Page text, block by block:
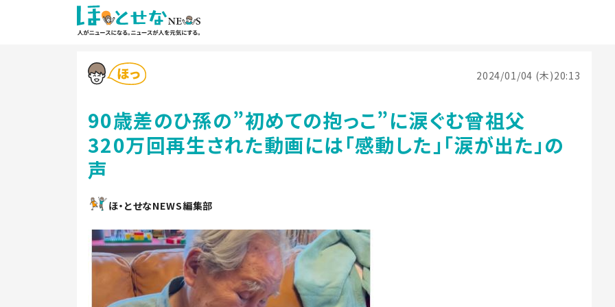
2024/01/04 (木)20:13
90歳差のひ孫の”初めての抱っこ”に涙ぐむ曾祖父
320万回再生された動画には「感動した」「涙が出た」の
声
ほ・とせなNEWS編集部